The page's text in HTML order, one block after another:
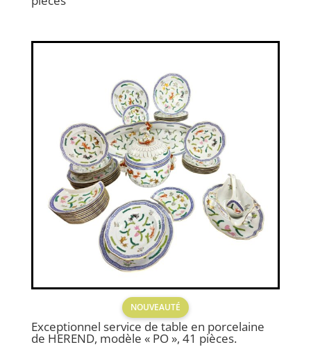
NOUVEAUTÉ
Exceptionnel service de table en porcelaine
de HEREND, modèle « PO », 41 pièces.